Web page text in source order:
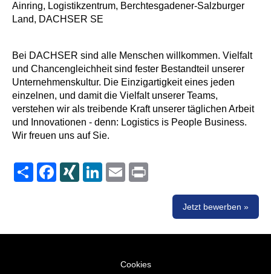
Ainring, Logistikzentrum, Berchtesgadener-Salzburger
Land, DACHSER SE
Bei DACHSER sind alle Menschen willkommen. Vielfalt
und Chancengleichheit sind fester Bestandteil unserer
Unternehmenskultur. Die Einzigartigkeit eines jeden
einzelnen, und damit die Vielfalt unserer Teams,
verstehen wir als treibende Kraft unserer täglichen Arbeit
und Innovationen - denn: Logistics is People Business.
Wir freuen uns auf Sie.
Share FacebookXING LinkedInEmail
Jetzt bewerben »
Cookies